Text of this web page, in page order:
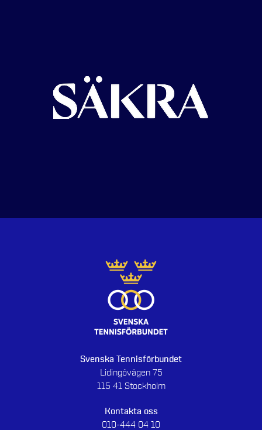
Svenska Tennisförbundet
Lidingövägen 75
115 41 Stockholm
Kontakta oss
010-444 04 10